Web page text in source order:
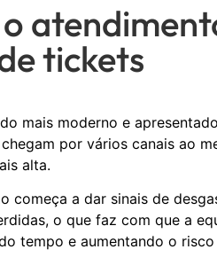
tickets
mais moderno e
por vários canais ao
alta.
começa a dar sinais de
o que faz com que a
tempo e aumentando o